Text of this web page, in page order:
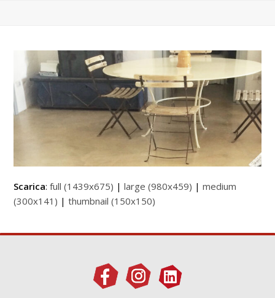
Scarica:full (1439x675) |large (980x459) |medium
(300x141) |thumbnail (150x150)